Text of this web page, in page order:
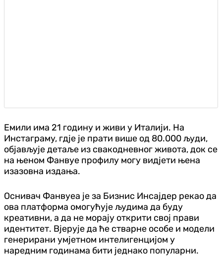
Емили има 21 годину и живи у Италији. На
Инстаграму, гд‌је је прати више од 80.000 људи,
објављује детаље из свакодневног живота, док се
на њеном Фанвуе профилу могу вид‌јети њена
изазовна издања.
Оснивач Фанвуеа је за Бизнис Инсајдер рекао да
ова платформа омогућује људима да буду
креативни, а да не морају открити свој прави
идентитет. Вјерује да ће стварне особе и модели
генерирани умјетном интелигенцијом у
наредним годинама бити једнако популарни.